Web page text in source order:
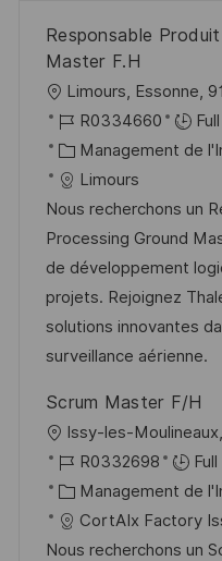
Responsable
Master F.H
o
c
a
l
i
s
a
t
i
n
Limours, Essonne,
R
é
f
é
r
e
n
c
e
u
p
o
s
t
R0334660
C
a
t
é
g
o
r
i
Management de
Limours
Nous recherchons un
Processing Ground
de développement
projets. Rejoignez
solutions innovantes
surveillance aérienne.
Scrum Master F/H
o
c
a
l
Issy-les-
R
é
f
é
R0332698
C
a
t
Management de
CortAIx Factory
Nous recherchons un